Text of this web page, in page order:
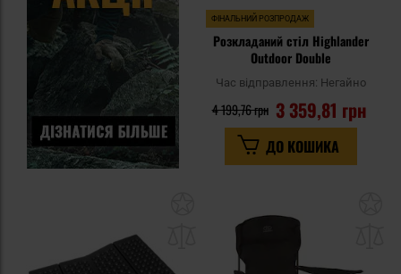
ФІНАЛЬНИЙ РОЗПРОДАЖ
Розкладаний стіл Highlander
Outdoor Double
Час відправлення: Негайно
3 359,81 грн
4 199,76 грн
ДО КОШИКА
списку
уподобань